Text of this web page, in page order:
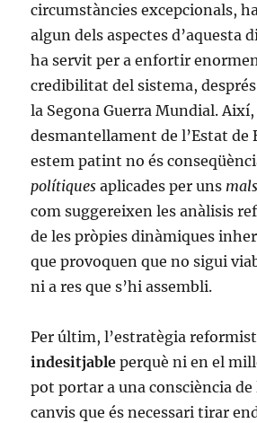
circumstàncies excepcionals,
algun dels aspectes d’aquesta
ha servit per a enfortir
credibilitat del sistema,
la Segona Guerra Mundial.
desmantellament de l’Estat de
estem patint no és
polítiques aplicades per uns
com suggereixen les anàlisis
de les pròpies dinàmiques
que provoquen que no sigui
ni a res que s’hi assembli.
Per últim, l’estratègia
indesitjable perquè ni en el
pot portar a una consciència
canvis que és necessari tirar